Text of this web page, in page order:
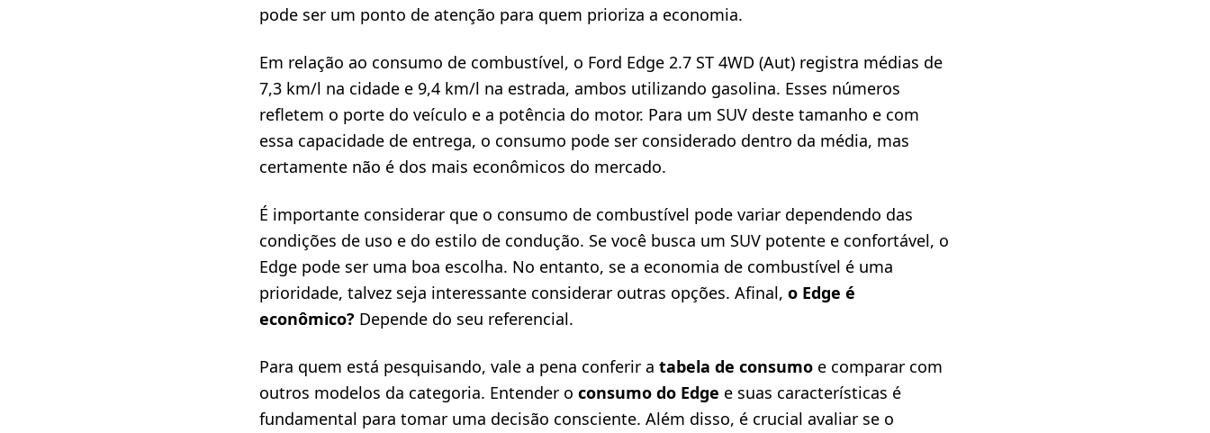
pode ser um ponto de atenção para quem prioriza a economia.
Em relação ao consumo de combustível, o Ford Edge 2.7 ST 4WD (Aut) registra médias de
7,3 km/l na cidade e 9,4 km/l na estrada, ambos utilizando gasolina. Esses números
refletem o porte do veículo e a potência do motor. Para um SUV deste tamanho e com
essa capacidade de entrega, o consumo pode ser considerado dentro da média, mas
certamente não é dos mais econômicos do mercado.
É importante considerar que o consumo de combustível pode variar dependendo das
condições de uso e do estilo de condução. Se você busca um SUV potente e confortável, o
Edge pode ser uma boa escolha. No entanto, se a economia de combustível é uma
prioridade, talvez seja interessante considerar outras opções. Afinal, o Edge é
econômico? Depende do seu referencial.
Para quem está pesquisando, vale a pena conferir a tabela de consumo e comparar com
outros modelos da categoria. Entender o consumo do Edge e suas características é
fundamental para tomar uma decisão consciente. Além disso, é crucial avaliar se o